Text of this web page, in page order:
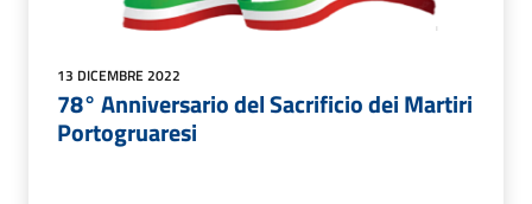
13 DICEMBRE 2022
78° Anniversario del Sacrificio dei Martiri
Portogruaresi